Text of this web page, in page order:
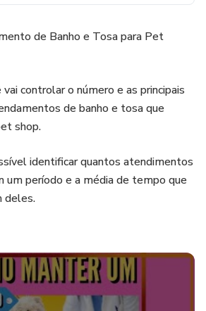
de Banho e Tosa para Pet
controlar o número e as principais
de banho e tosa que
shop.
identificar quantos atendimentos
um período e a média de tempo que
deles.